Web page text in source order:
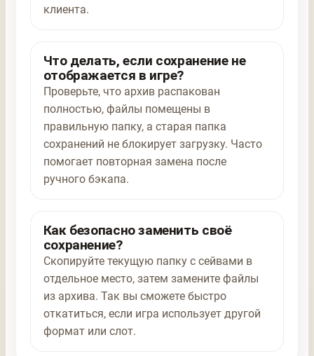
клиента.
Что делать, если сохранение не
отображается в игре?
Проверьте, что архив распакован
полностью, файлы помещены в
правильную папку, а старая папка
сохранений не блокирует загрузку. Часто
помогает повторная замена после
ручного бэкапа.
Как безопасно заменить своё
сохранение?
Скопируйте текущую папку с сейвами в
отдельное место, затем замените файлы
из архива. Так вы сможете быстро
откатиться, если игра использует другой
формат или слот.